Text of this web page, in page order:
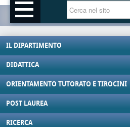
IL DIPARTIMENTO
DIDATTICA
ORIENTAMENTO TUTORATO E TIROCINI
POST LAUREA
RICERCA